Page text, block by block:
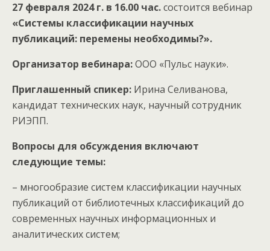
27 февраля 2024 г. в 16.00 час.состоится вебинар
«Системы классификации научных
публикаций: перемены необходимы?».
Организатор вебинара:ООО «Пульс науки».
Приглашенный спикер: Ирина Селиванова,
кандидат технических наук, научный сотрудник
РИЭПП.
Вопросы для обсуждения включают
следующие темы:
– многообразие систем классификации научных
публикаций от библиотечных классификаций до
современных научных информационных и
аналитических систем;